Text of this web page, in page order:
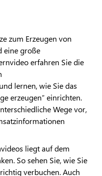
zum Erzeugen von
eine große
erfahren Sie die
lernen, wie Sie das
erzeugen“ einrichten.
Wege vor,
liegt auf dem
So sehen Sie, wie Sie
verbuchen. Auch